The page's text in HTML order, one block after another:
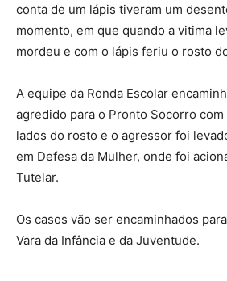
conta de um lápis tiveram um
momento, em que quando a vitima
mordeu e com o lápis feriu o rosto
A equipe da Ronda Escolar
agredido para o Pronto Socorro
lados do rosto e o agressor foi
em Defesa da Mulher, onde foi
Tutelar.
Os casos vão ser encaminhados
Vara da Infância e da Juventude.